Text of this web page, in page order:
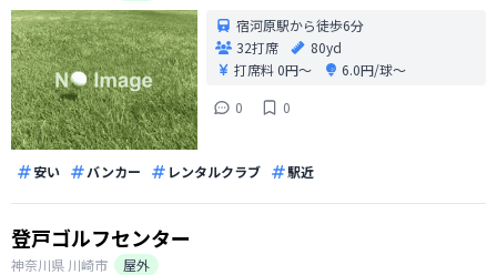
宿河原駅から徒歩6分
32打席
80yd
打席料0円〜
6.0円/球〜
0
0
安い バンカー レンタルクラブ 駅近
登戸ゴルフセンター
神奈川県 川崎市
屋外